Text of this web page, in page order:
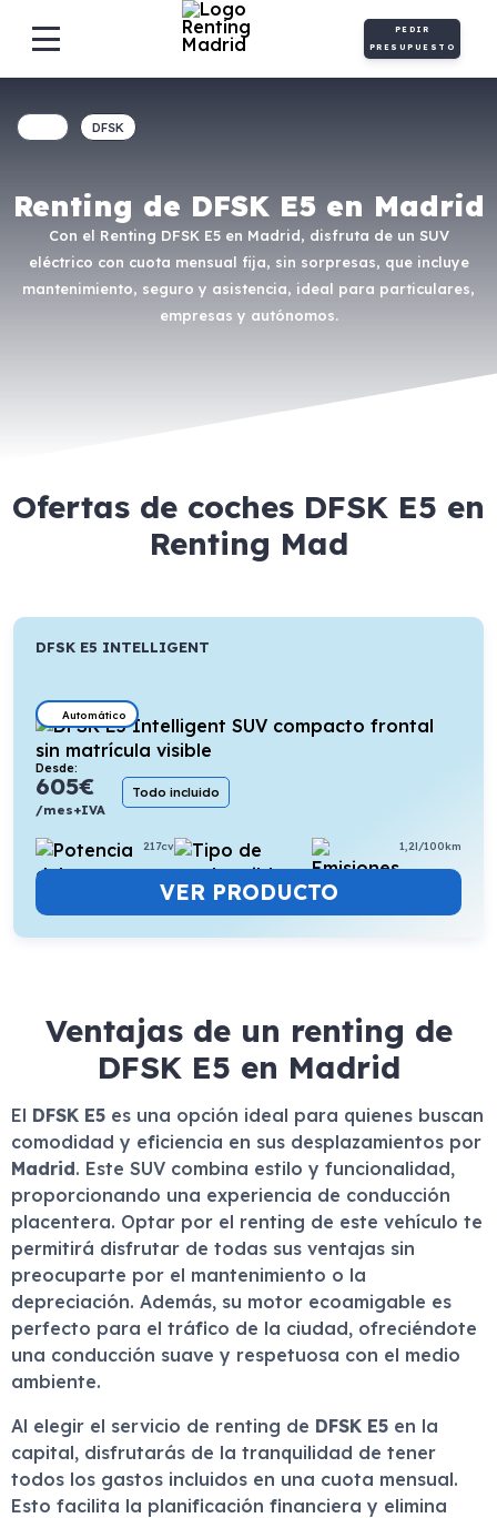
PEDIR
PRESUPUESTO
Renting de DFSK E5 en Madrid
Con el Renting DFSK E5 en Madrid, disfruta de un SUV
eléctrico con cuota mensual fija, sin sorpresas, que incluye
mantenimiento, seguro y asistencia, ideal para particulares,
empresas y autónomos.
DFSK
Ofertas de coches DFSK E5 en
Renting Mad
DFSK E5 INTELLIGENT
Automático
Desde:
605€
/mes+IVA
Todo incluido
217cv 1,2l/100km
VER PRODUCTO
Ventajas de un renting de
DFSK E5 en Madrid
El DFSK E5 es una opción ideal para quienes buscan
comodidad y eficiencia en sus desplazamientos por
Madrid. Este SUV combina estilo y funcionalidad,
proporcionando una experiencia de conducción
placentera. Optar por el renting de este vehículo te
permitirá disfrutar de todas sus ventajas sin
preocuparte por el mantenimiento o la
depreciación. Además, su motor ecoamigable es
perfecto para el tráfico de la ciudad, ofreciéndote
una conducción suave y respetuosa con el medio
ambiente.
Al elegir el servicio de renting de DFSK E5 en la
capital, disfrutarás de la tranquilidad de tener
todos los gastos incluidos en una cuota mensual.
Esto facilita la planificación financiera y elimina